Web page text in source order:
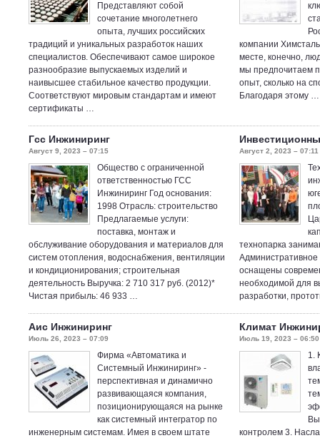
Представляют собой
сочетание многолетнего
опыта, лучших российских
традиций и уникальных разработок наших
специалистов. Обеспечивают самое широкое
разнообразие выпускаемых изделий и
наивысшее стабильное качество продукции.
Соответствуют мировым стандартам и имеют
сертификаты …
компании
месте, конечно,
мы предпочитаем
опыт, сколько на
Благодаря этому …
Гсс Инжиниринг
Август 9, 2023 – 07:15
Общество с ограниченной
ответственностью ГСС
Инжиниринг Год основания:
1998 Отрасль: строительство
Предлагаемые услуги:
поставка, монтаж и
обслуживание оборудования и материалов для
систем отопления, водоснабжения, вентиляции
и кондиционирования; строительная
деятельность Выручка: 2 710 317 руб. (2012)*
Чистая прибыль: 46 933 …
Август 2, 2023 – 07:11
технопарка
Административное
оснащены
необходимой для
разработки,
Аис Инжиниринг
Июль 26, 2023 – 07:09
Фирма «Автоматика и
Системный Инжиниринг» -
перспективная и динамично
развивающаяся компания,
позиционирующаяся на рынке
как системный интегратор по
инженерным системам. Имея в своем штате
Климат
Июль 19, 2023 – 06:50
1.
контролем 3.